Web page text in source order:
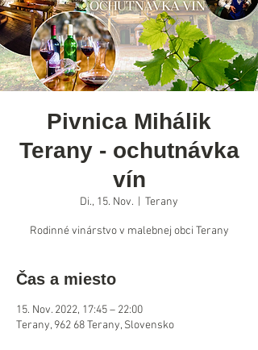
Pivnica Mihálik
Terany - ochutnávka
vín
Di., 15. Nov. Terany
Rodinné vinárstvo v malebnej obci Terany
Čas a miesto
15. Nov. 2022, 17:45 – 22:00
Terany, 962 68 Terany, Slovensko